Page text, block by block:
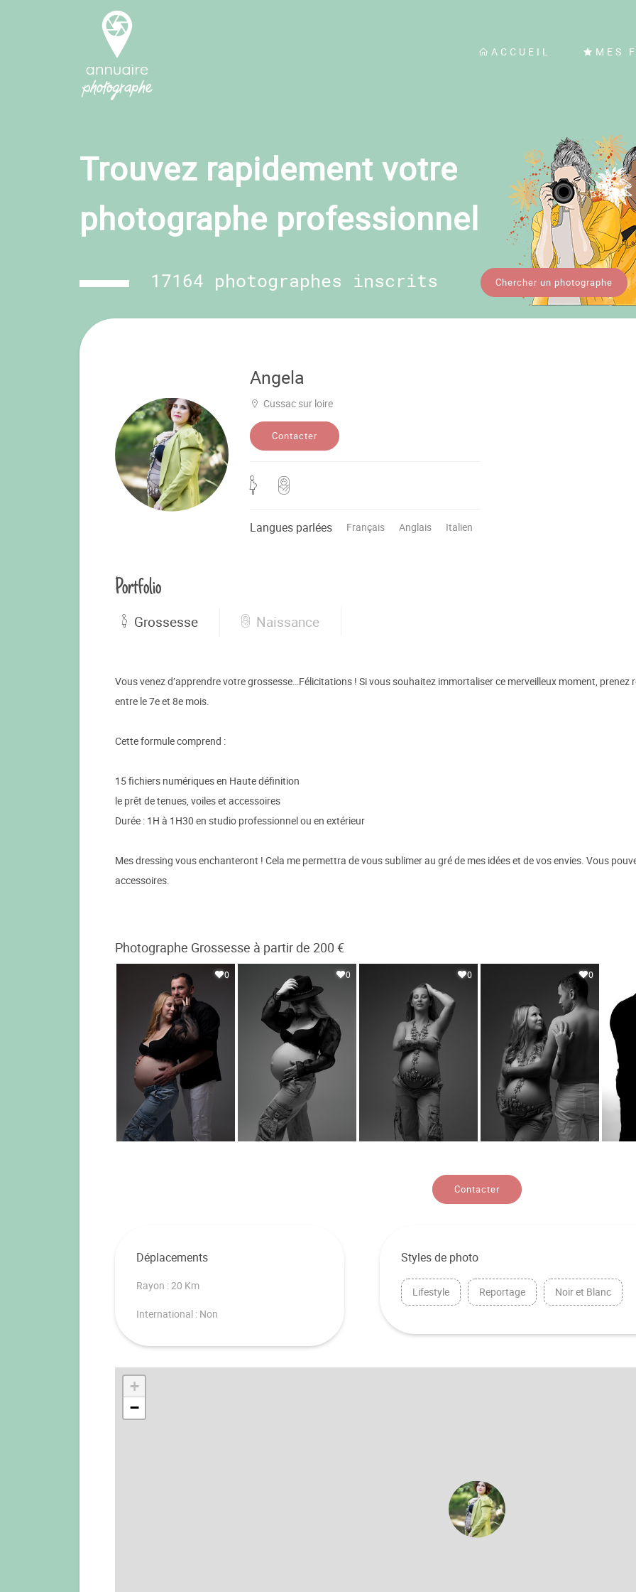
ACCUEIL MES
Trouvez rapidement votre
photographe professionnel
17164 photographes inscrits Chercher un photographe
Angela
Cussac sur loire
Contacter
Langues parlées Français Anglais Italien
Portfolio
Grossesse Naissance
Vous venez d’apprendre votre grossesse…Félicitations ! Si vous souhaitez immortaliser ce merveilleux moment,
entre le 7e et 8e mois.
Cette formule comprend :
15 fichiers numériques en Haute définition
le prêt de tenues, voiles et accessoires
Durée : 1H à 1H30 en studio professionnel ou en extérieur
Mes dressing vous enchanteront ! Cela me permettra de vous sublimer au gré de mes idées et de vos envies. Vous
accessoires.
Photographe Grossesse à partir de 200 €
0 0 0 0
Contacter
Déplacements
Rayon : 20 Km
International : Non
Styles de photo
Lifestyle Reportage Noir et Blanc
+
−